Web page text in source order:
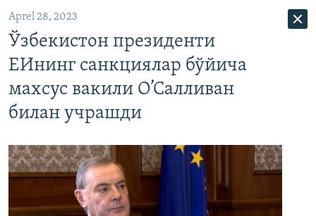
Қидиришга
ўтинг
На русском
Озодлик бошқа тилларда
Aprel 28, 2023
Ўзбекистон президенти
ЕИнинг санкциялар бўйича
махсус вакили О’Салливан
билан учрашди